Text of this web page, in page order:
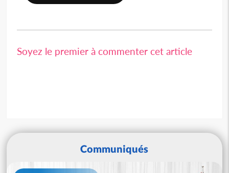
Soyez le premier à commenter cet article
Communiqués